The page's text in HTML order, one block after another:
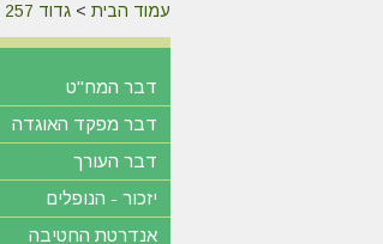
עמוד הבית >גדוד 257
דבר המח"ט
דבר מפקד האוגדה
דבר העורך
יזכור - הנופלים
אנדרטת החטיבה